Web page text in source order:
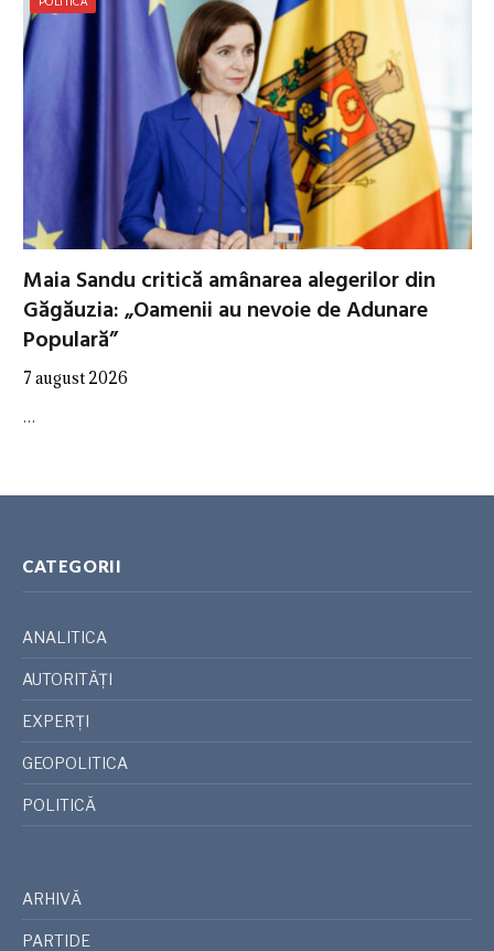
Maia Sandu critică amânarea alegerilor din
Găgăuzia: „Oamenii au nevoie de Adunare
Populară”
7 august 2026
…
CATEGORII
ANALITICA
AUTORITĂȚI
EXPERȚI
GEOPOLITICA
POLITICĂ
ARHIVĂ
PARTIDE